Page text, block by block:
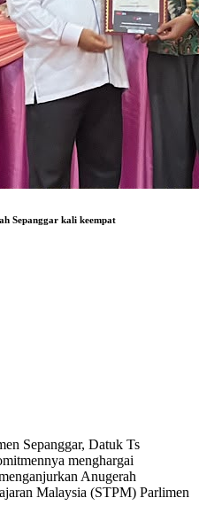
Sepanggar kali keempat
Sepanggar, Datuk Ts
menghargai
Anugerah
Malaysia (STPM) Parlimen